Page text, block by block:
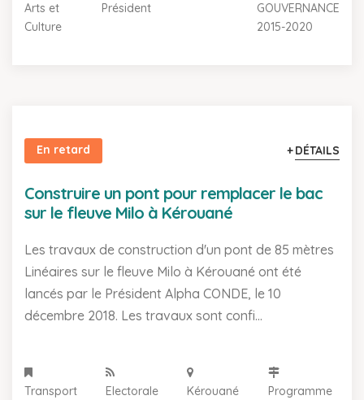
Arts et
Culture
Président
GOUVERNANCE
2015-2020
En retard DÉTAILS
Construire un pont pour remplacer le bac
sur le fleuve Milo à Kérouané
Les travaux de construction d'un pont de 85 mètres
Linéaires sur le fleuve Milo à Kérouané ont été
lancés par le Président Alpha CONDE, le 10
décembre 2018. Les travaux sont confi...
Transport
Electorale
Kérouané
Programme